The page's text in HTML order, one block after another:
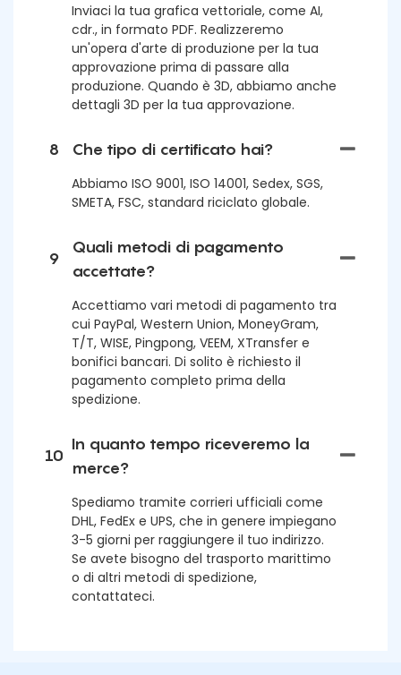
Inviaci la tua grafica vettoriale, come AI,
cdr., in formato PDF. Realizzeremo
un'opera d'arte di produzione per la tua
approvazione prima di passare alla
produzione. Quando è 3D, abbiamo anche
dettagli 3D per la tua approvazione.
8 Che tipo di certificato hai?
Abbiamo ISO 9001, ISO 14001, Sedex, SGS,
SMETA, FSC, standard riciclato globale.
9
Quali metodi di pagamento
accettate?
Accettiamo vari metodi di pagamento tra
cui PayPal, Western Union, MoneyGram,
T/T, WISE, Pingpong, VEEM, XTransfer e
bonifici bancari. Di solito è richiesto il
pagamento completo prima della
spedizione.
10
In quanto tempo riceveremo la
merce?
Spediamo tramite corrieri ufficiali come
DHL, FedEx e UPS, che in genere impiegano
3-5 giorni per raggiungere il tuo indirizzo.
Se avete bisogno del trasporto marittimo
o di altri metodi di spedizione,
contattateci.